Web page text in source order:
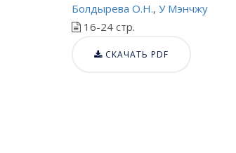
Болдырева О.Н., У Мэнчжу
16-24 стр.
СКАЧАТЬ PDF